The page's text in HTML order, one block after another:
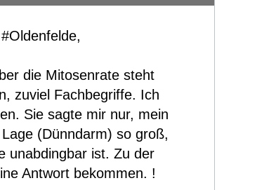
die Mitosenrate steht
zuviel Fachbegriffe. Ich
Sie sagte mir nur, mein
(Dünndarm) so groß,
unabdingbar ist. Zu der
Antwort bekommen. !